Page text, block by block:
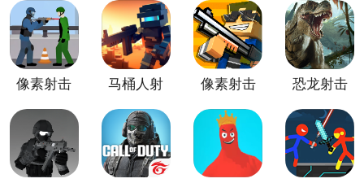
像素射击
马桶人射
像素射击
恐龙射击